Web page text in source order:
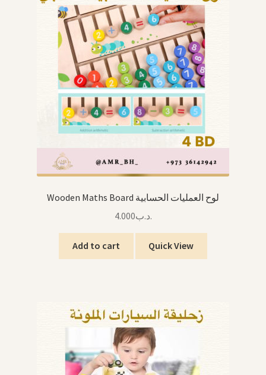
Wooden Maths Board لوح العمليات الحسابية
.د.ب4.000
Add to cart Quick View